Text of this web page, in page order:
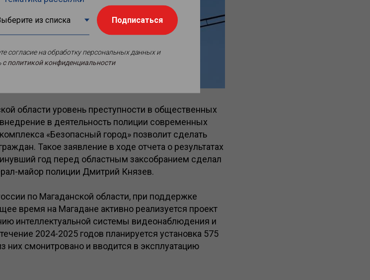
области уровень преступности в общественных
в деятельность полиции современных
«Безопасный город» позволит сделать
Такое заявление в ходе отчета о результатах
год перед областным заксобранием сделал
майор полиции Дмитрий Князев.
по Магаданской области, при поддержке
время на Магадане активно реализуется проект
интеллектуальной системы видеонаблюдения и
2024-2025 годов планируется установка 575
них смонитровано и вводится в эксплуатацию
Подписаться
согласие на обработку персональных данных и
c политикой конфиденциальности